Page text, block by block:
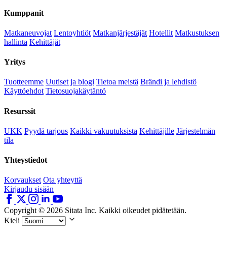
Kumppanit
Matkaneuvojat Lentoyhtiöt Matkanjärjestäjät Hotellit Matkustuksen
hallinta Kehittäjät
Yritys
Tuotteemme Uutiset ja blogi Tietoa meistä Brändi ja lehdistö
Käyttöehdot Tietosuojakäytäntö
Resurssit
UKK Pyydä tarjous Kaikki vakuutuksista Kehittäjille Järjestelmän
tila
Yhteystiedot
Korvaukset Ota yhteyttä
Kirjaudu sisään
Copyright © 2026 Sitata Inc. Kaikki oikeudet pidätetään.
Kieli